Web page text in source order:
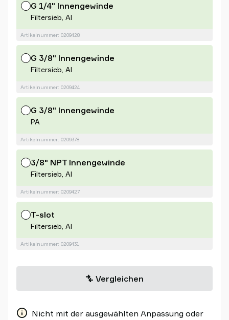
G 1/4" Innengewinde
Filtersieb, Al
Artikelnummer: 0209428
G 3/8" Innengewinde
Filtersieb, Al
Artikelnummer: 0209424
G 3/8" Innengewinde
PA
Artikelnummer: 0209378
3/8" NPT Innengewinde
Filtersieb, Al
Artikelnummer: 0209427
T-slot
Filtersieb, Al
Artikelnummer: 0209431
Vergleichen
Nicht mit der ausgewählten Anpassung oder